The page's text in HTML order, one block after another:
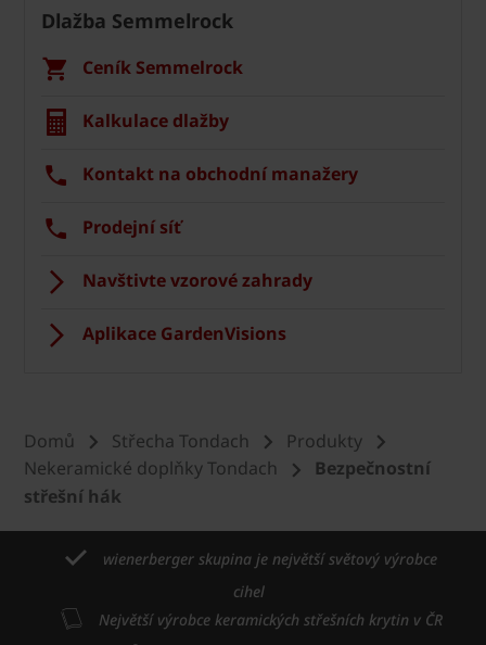
Dlažba Semmelrock
Ceník Semmelrock
Kalkulace dlažby
Kontakt na obchodní manažery
Prodejní síť
Navštivte vzorové zahrady
Aplikace GardenVisions
Domů Střecha Tondach
Produkty
Nekeramické doplňky Tondach
Bezpečnostní
střešní hák
wienerberger skupina je největší světový výrobce
cihel
Největší výrobce keramických střešních krytin v ČR